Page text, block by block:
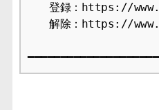
登録：https://
解除：https://